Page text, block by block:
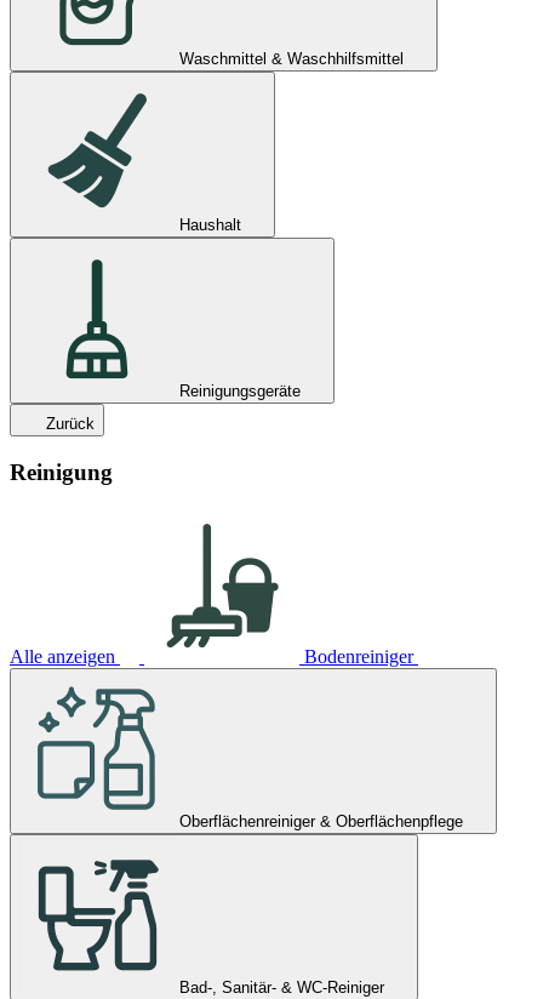
Waschmittel & Waschhilfsmittel
Haushalt
Reinigungsgeräte
Zurück
Reinigung
Alle anzeigen Bodenreiniger
Oberflächenreiniger & Oberflächenpflege
Bad-, Sanitär- & WC-Reiniger